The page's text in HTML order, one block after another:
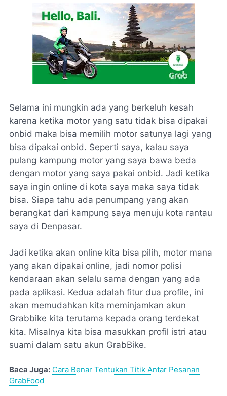
Selama ini mungkin ada yang berkeluh kesah
karena ketika motor yang satu tidak bisa dipakai
onbid maka bisa memilih motor satunya lagi yang
bisa dipakai onbid. Seperti saya, kalau saya
pulang kampung motor yang saya bawa beda
dengan motor yang saya pakai onbid. Jadi ketika
saya ingin online di kota saya maka saya tidak
bisa. Siapa tahu ada penumpang yang akan
berangkat dari kampung saya menuju kota rantau
saya di Denpasar.
Jadi ketika akan online kita bisa pilih, motor mana
yang akan dipakai online, jadi nomor polisi
kendaraan akan selalu sama dengan yang ada
pada aplikasi. Kedua adalah fitur dua profile, ini
akan memudahkan kita meminjamkan akun
Grabbike kita terutama kepada orang terdekat
kita. Misalnya kita bisa masukkan profil istri atau
suami dalam satu akun GrabBike.
Baca Juga: Cara Benar Tentukan Titik Antar Pesanan
GrabFood